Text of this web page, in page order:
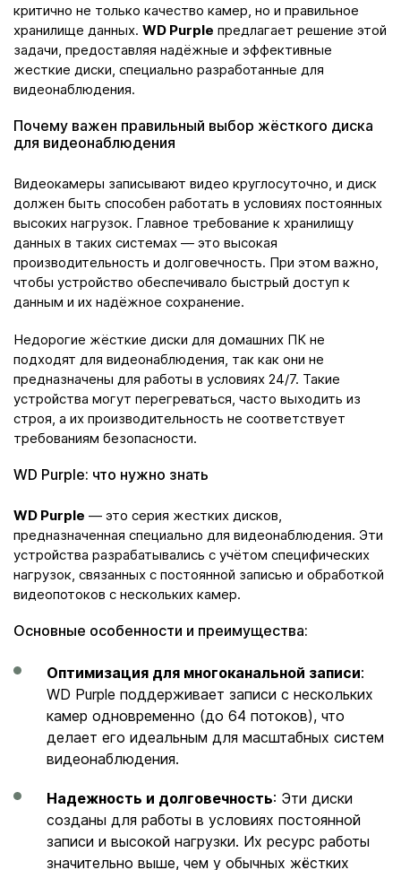
критично не только качество камер, но и правильное
хранилище данных. WD Purple предлагает решение этой
задачи, предоставляя надёжные и эффективные
жесткие диски, специально разработанные для
видеонаблюдения.
Почему важен правильный выбор жёсткого диска
для видеонаблюдения
Видеокамеры записывают видео круглосуточно, и диск
должен быть способен работать в условиях постоянных
высоких нагрузок. Главное требование к хранилищу
данных в таких системах — это высокая
производительность и долговечность. При этом важно,
чтобы устройство обеспечивало быстрый доступ к
данным и их надёжное сохранение.
Недорогие жёсткие диски для домашних ПК не
подходят для видеонаблюдения, так как они не
предназначены для работы в условиях 24/7. Такие
устройства могут перегреваться, часто выходить из
строя, а их производительность не соответствует
требованиям безопасности.
WD Purple: что нужно знать
WD Purple — это серия жестких дисков,
предназначенная специально для видеонаблюдения. Эти
устройства разрабатывались с учётом специфических
нагрузок, связанных с постоянной записью и обработкой
видеопотоков с нескольких камер.
Основные особенности и преимущества:
Оптимизация для многоканальной записи:
WD Purple поддерживает записи с нескольких
камер одновременно (до 64 потоков), что
делает его идеальным для масштабных систем
видеонаблюдения.
Надежность и долговечность: Эти диски
созданы для работы в условиях постоянной
записи и высокой нагрузки. Их ресурс работы
значительно выше, чем у обычных жёстких